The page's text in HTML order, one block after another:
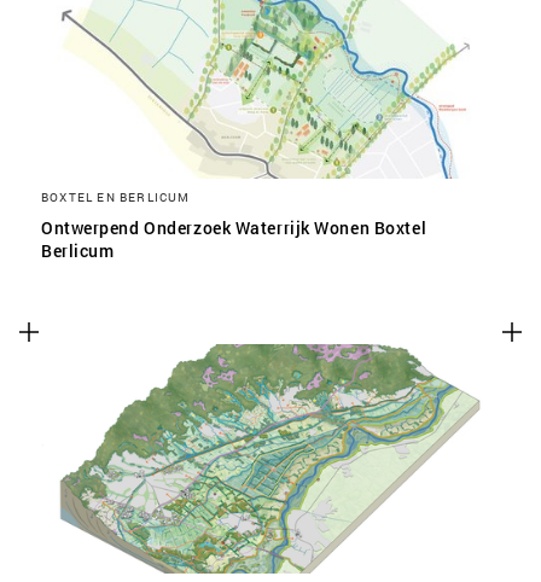
BOXTEL EN BERLICUM
Ontwerpend Onderzoek Waterrijk Wonen Boxtel
Berlicum
SLA VOORKEUREN OP